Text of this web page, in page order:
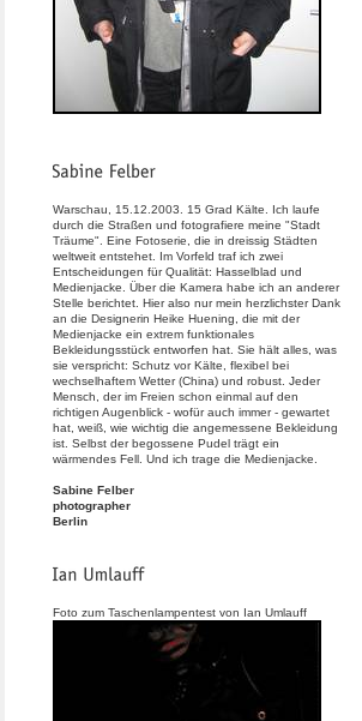
Warschau, 15.12.2003. 15 Grad Kälte. Ich laufe
durch die Straßen und fotografiere meine "Stadt
Träume". Eine Fotoserie, die in dreissig Städten
weltweit entstehet. Im Vorfeld traf ich zwei
Entscheidungen für Qualität: Hasselblad und
Medienjacke. Über die Kamera habe ich an anderer
Stelle berichtet. Hier also nur mein herzlichster Dank
an die Designerin Heike Huening, die mit der
Medienjacke ein extrem funktionales
Bekleidungsstück entworfen hat. Sie hält alles, was
sie verspricht: Schutz vor Kälte, flexibel bei
wechselhaftem Wetter (China) und robust. Jeder
Mensch, der im Freien schon einmal auf den
richtigen Augenblick - wofür auch immer - gewartet
hat, weiß, wie wichtig die angemessene Bekleidung
ist. Selbst der begossene Pudel trägt ein
wärmendes Fell. Und ich trage die Medienjacke.
Sabine Felber
photographer
Berlin
Foto zum Taschenlampentest von Ian Umlauff